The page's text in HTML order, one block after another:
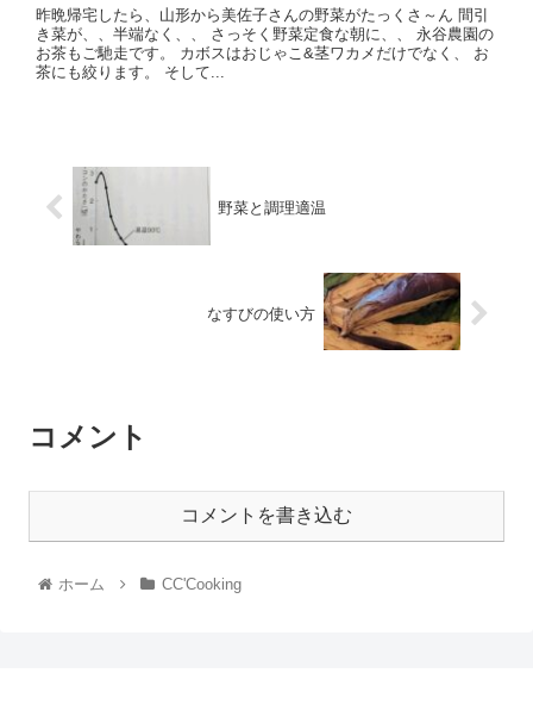
昨晩帰宅したら、山形から美佐子さんの野菜がたっくさ～ん 間引
き菜が、、半端なく、、 さっそく野菜定食な朝に、、 永谷農園の
お茶もご馳走です。 カボスはおじゃこ&茎ワカメだけでなく、 お
茶にも絞ります。 そして...
野菜と調理適温
なすびの使い方
コメント
コメントを書き込む
ホーム CC'Cooking